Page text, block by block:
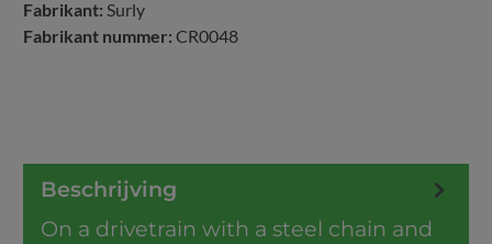
Fabrikant: Surly
Fabrikant nummer: CR0048
Beschrijving
On a drivetrain with a steel chain and